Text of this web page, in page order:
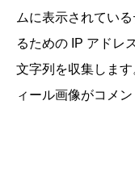
ムに表示されてい
るための IP アドレ
文字列を収集しま
ィール画像がコメ